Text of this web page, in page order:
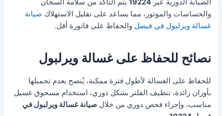
والحساسات والموتور، مما يساعد على تقليل الاستهلاك صيانة
غسالة ويرلبول في فيصل والحفاظ على فاتورة أقل.
نصائح للحفاظ على غسالة ويرلبول
للحفاظ على الغسالة لأطول فترة ممكنة، يُنصح بعدم تحميلها
بأوزان زائدة، تنظيف الفلتر بشكل دوري، استخدام مسحوق غسيل
مناسب، وإجراء فحص دوري من خلالصيانة غسالة ويرلبول في